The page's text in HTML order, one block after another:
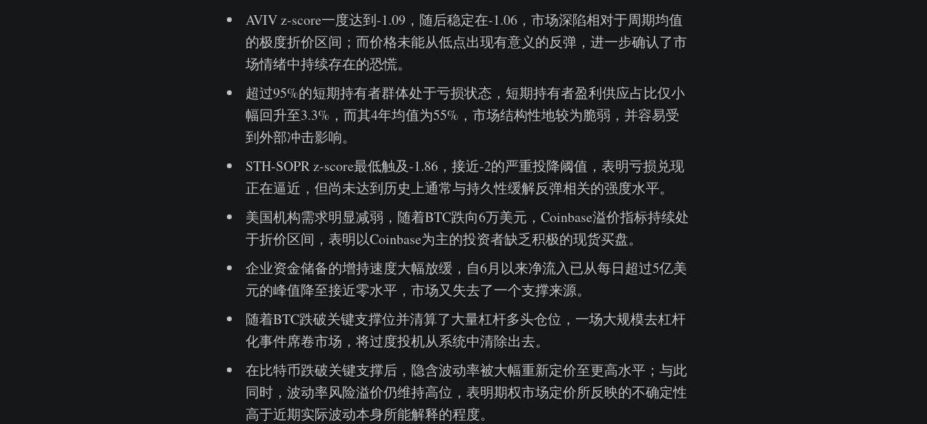
AVIV z-score一度达到-1.09，随后稳定在-1.06，市场深陷相对于周期均值
的极度折价区间；而价格未能从低点出现有意义的反弹，进一步确认了市
场情绪中持续存在的恐慌。
超过95%的短期持有者群体处于亏损状态，短期持有者盈利供应占比仅小
幅回升至3.3%，而其4年均值为55%，市场结构性地较为脆弱，并容易受
到外部冲击影响。
STH-SOPR z-score最低触及-1.86，接近-2的严重投降阈值，表明亏损兑现
正在逼近，但尚未达到历史上通常与持久性缓解反弹相关的强度水平。
美国机构需求明显减弱，随着BTC跌向6万美元，Coinbase溢价指标持续处
于折价区间，表明以Coinbase为主的投资者缺乏积极的现货买盘。
企业资金储备的增持速度大幅放缓，自6月以来净流入已从每日超过5亿美
元的峰值降至接近零水平，市场又失去了一个支撑来源。
随着BTC跌破关键支撑位并清算了大量杠杆多头仓位，一场大规模去杠杆
化事件席卷市场，将过度投机从系统中清除出去。
在比特币跌破关键支撑后，隐含波动率被大幅重新定价至更高水平；与此
同时，波动率风险溢价仍维持高位，表明期权市场定价所反映的不确定性
高于近期实际波动本身所能解释的程度。